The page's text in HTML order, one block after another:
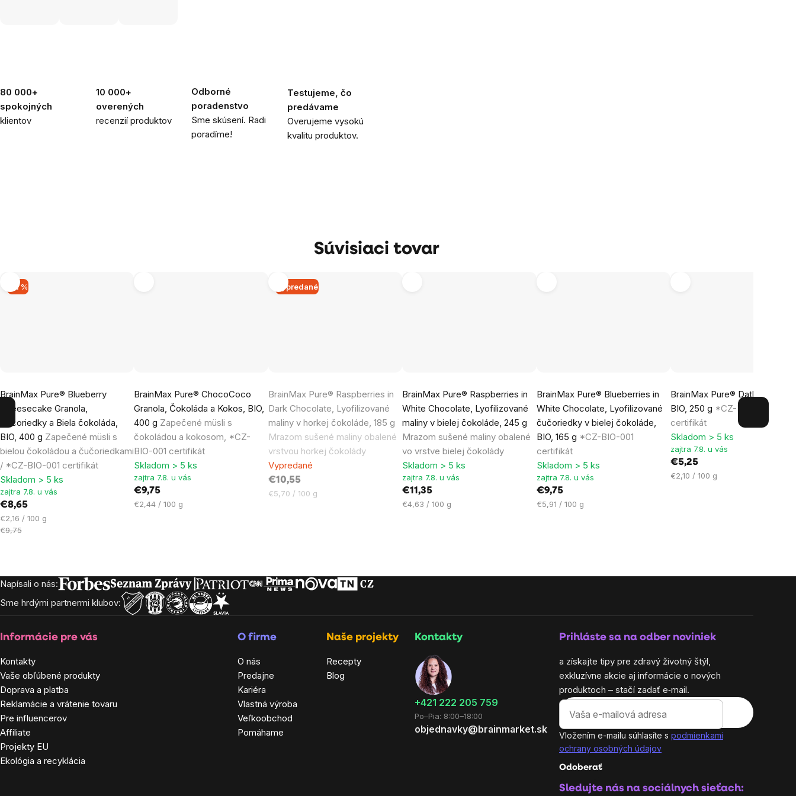
80 000+
spokojných
klientov
10 000+
overených
recenzií produktov
Odborné
poradenstvo
Sme skúsení. Radi
poradíme!
Testujeme, čo
predávame
Overujeme vysokú
kvalitu produktov.
Súvisiaci tovar
–11 %
BrainMax Pure® Blueberry
Cheesecake Granola,
Čučoriedky a Biela čokoláda,
BIO, 400 g Zapečené müsli s
bielou čokoládou a čučoriedkami
/ *CZ-BIO-001 certifikát
hodnotenie
produktu
je
5,0
z
5
hviezdičiek.
Skladom > 5 ks
zajtra 7.8. u vás
€8,65
Jednotková
cena:
€2,16 / 100 g
€9,75
BrainMax Pure® ChocoCoco
Granola, Čokoláda a Kokos, BIO,
400 g Zapečené müsli s
čokoládou a kokosom, *CZ-
BIO-001 certifikát
hodnotenie
produktu
je
4,8
z
5
hviezdičiek.
Skladom > 5 ks
zajtra 7.8. u vás
€9,75
Jednotková
€2,44 / 100 g
Vypredané
BrainMax Pure® Raspberries in
Dark Chocolate, Lyofilizované
maliny v horkej čokoláde, 185 g
Mrazom sušené maliny obalené
vrstvou horkej čokolády
Vypredané
€10,55
Jednotková
€5,70 / 100 g
BrainMax Pure® Raspberries in
White Chocolate, Lyofilizované
maliny v bielej čokoláde, 245 g
Mrazom sušené maliny obalené
vo vrstve bielej čokolády
hodnotenie
produktu
je
5,0
z
5
hviezdičiek.
Skladom > 5 ks
zajtra 7.8. u vás
€11,35
Jednotková
€4,63 / 100 g
BrainMax Pure® Blueberries in
White Chocolate, Lyofilizované
čučoriedky v bielej čokoláde,
BIO, 165 g *CZ-BIO-001
certifikát
Skladom > 5 ks
zajtra 7.8. u vás
€9,75
Jednotková
€5,91 / 100 g
BrainMax Pure® Datle
BIO, 250 g *CZ-BIO-001
certifikát
Skladom > 5 ks
zajtra 7.8. u vás
€5,25
Jednotková
€2,10 / 100 g
Zápätie
Napísali o nás:
Sme hrdými partnermi klubov:
Informácie pre vás
Kontakty
Vaše obľúbené produkty
Doprava a platba
Reklamácie a vrátenie tovaru
Pre influencerov
Affiliate
Projekty EU
Ekológia a recyklácia
O firme
O nás
Predajne
Kariéra
Vlastná výroba
Veľkoobchod
Pomáhame
Naše projekty
Recepty
Blog
Kontakty
+421 222 205 759
Po–Pia: 8:00–18:00
objednavky@brainmarket.sk
Prihláste sa na odber noviniek
a získajte tipy pre zdravý životný štýl,
exkluzívne akcie aj informácie o nových
produktoch – stačí zadať e‑mail.
Vložením e-mailu súhlasíte s podmienkami
ochrany osobných údajov
Odoberať
Sledujte nás na sociálnych sieťach: